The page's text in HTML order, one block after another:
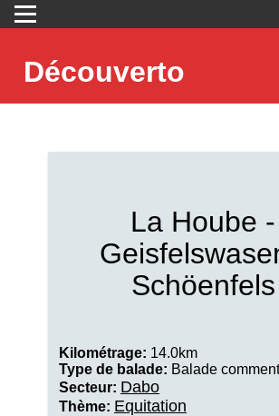
Découverto
La Hoube -
Schöenfels
Kilométrage: 14.0km
Type de balade: Balade
Secteur: Dabo
Thème: Equitation